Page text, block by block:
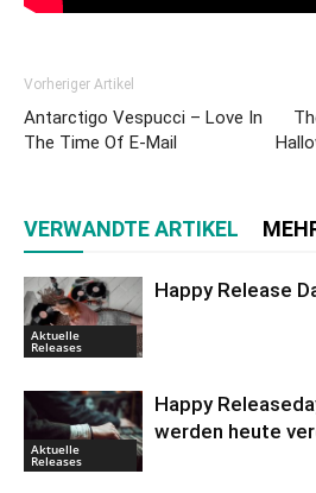
Vorheriger Artikel
Antarctigo Vespucci – Love In
The Time Of E-Mail
VERWANDTE ARTIKEL
Aktuelle
Releases
Happy Release
Aktuelle
Releases
Happy
werden heute